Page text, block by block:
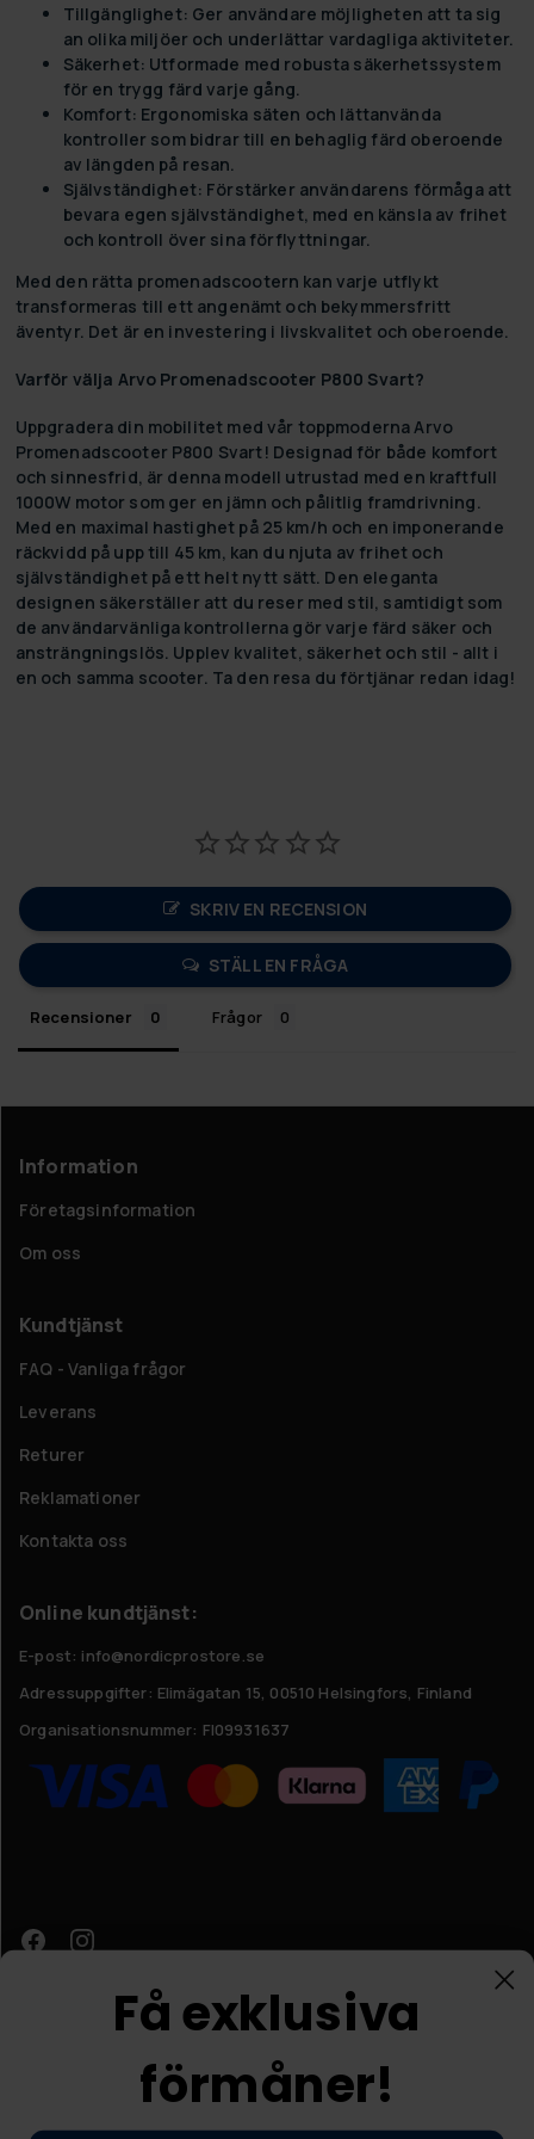
Tillgänglighet: Ger användare möjligheten att ta sig
an olika miljöer och underlättar vardagliga aktiviteter.
Säkerhet: Utformade med robusta säkerhetssystem
för en trygg färd varje gång.
Komfort: Ergonomiska säten och lättanvända
kontroller som bidrar till en behaglig färd oberoende
av längden på resan.
Självständighet: Förstärker användarens förmåga att
bevara egen självständighet, med en känsla av frihet
och kontroll över sina förflyttningar.
Med den rätta promenadscootern kan varje utflykt
transformeras till ett angenämt och bekymmersfritt
äventyr. Det är en investering i livskvalitet och oberoende.
Varför välja Arvo Promenadscooter P800 Svart?
Uppgradera din mobilitet med vår toppmoderna Arvo
Promenadscooter P800 Svart! Designad för både komfort
och sinnesfrid, är denna modell utrustad med en kraftfull
1000W motor som ger en jämn och pålitlig framdrivning.
Med en maximal hastighet på 25 km/h och en imponerande
räckvidd på upp till 45 km, kan du njuta av frihet och
självständighet på ett helt nytt sätt. Den eleganta
designen säkerställer att du reser med stil, samtidigt som
de användarvänliga kontrollerna gör varje färd säker och
ansträngningslös. Upplev kvalitet, säkerhet och stil - allt i
en och samma scooter. Ta den resa du förtjänar redan idag!
SKRIV EN RECENSION
STÄLL EN FRÅGA
Recensioner Frågor
Information
Företagsinformation
Om oss
Kundtjänst
FAQ - Vanliga frågor
Leverans
Returer
Reklamationer
Kontakta oss
Online kundtjänst:
E-post: info@nordicprostore.se
Adressuppgifter: Elimägatan 15, 00510 Helsingfors, Finland
Organisationsnummer: FI09931637
Få exklusiva
förmåner!